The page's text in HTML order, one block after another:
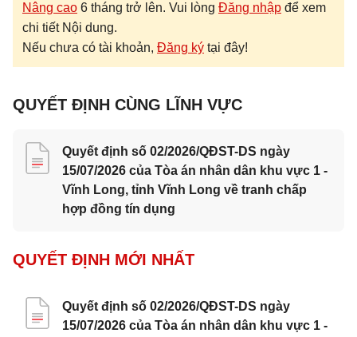
Nâng cao 6 tháng trở lên. Vui lòng Đăng nhập để xem
chi tiết Nội dung.
Nếu chưa có tài khoản, Đăng ký tại đây!
QUYẾT ĐỊNH CÙNG LĨNH VỰC
Quyết định số 02/2026/QĐST-DS ngày
15/07/2026 của Tòa án nhân dân khu vực 1 -
Vĩnh Long, tỉnh Vĩnh Long về tranh chấp
hợp đồng tín dụng
QUYẾT ĐỊNH MỚI NHẤT
Quyết định số 02/2026/QĐST-DS ngày
15/07/2026 của Tòa án nhân dân khu vực 1 -